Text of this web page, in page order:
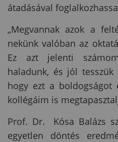
átadásával
„Megvannak azok a
nekünk valóban az
Ez azt jelenti
haladunk, és jól tesszük
hogy ezt a boldogságot
kollégáim is
Prof. Dr. Kósa Balázs
egyetlen döntés